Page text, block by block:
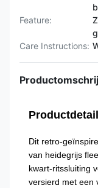
Feature:
Care Instructions:
Dit retro-
van heidegrijs
kwart-ritssluiting
versierd met een